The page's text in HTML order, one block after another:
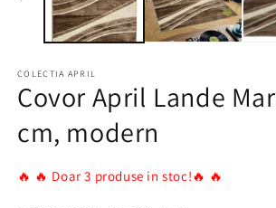
COLECTIA APRIL
Covor April Lande
cm, modern
🔥 🔥 Doar 3 produse in stoc!🔥 🔥